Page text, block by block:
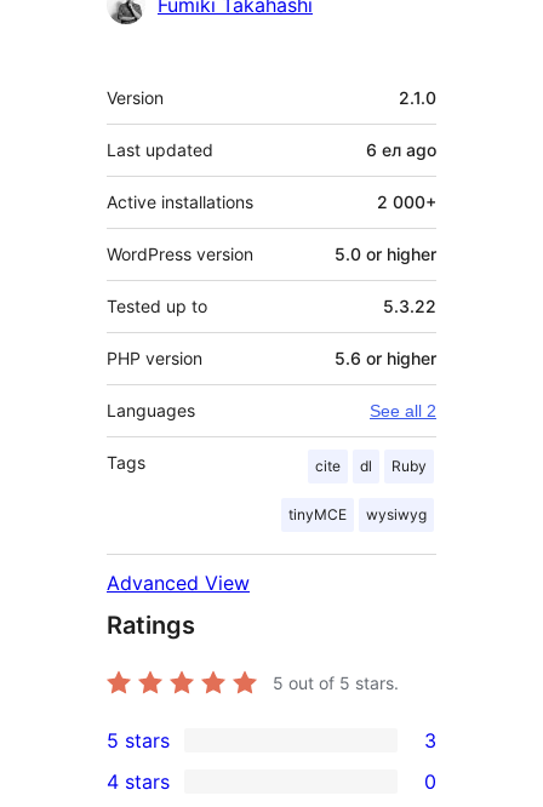
Fumiki Takahashi
Meta
Version 2.1.0
Last updated 6 ел ago
Active installations 2 000+
WordPress version 5.0 or higher
Tested up to 5.3.22
PHP version 5.6 or higher
Languages See all 2
Tags cite dl Ruby
tinyMCE wysiwyg
Advanced View
Ratings
5 out of 5 stars.
3
5-
5 stars 3
4 stars 0